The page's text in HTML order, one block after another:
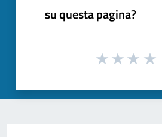
su questa pagina?